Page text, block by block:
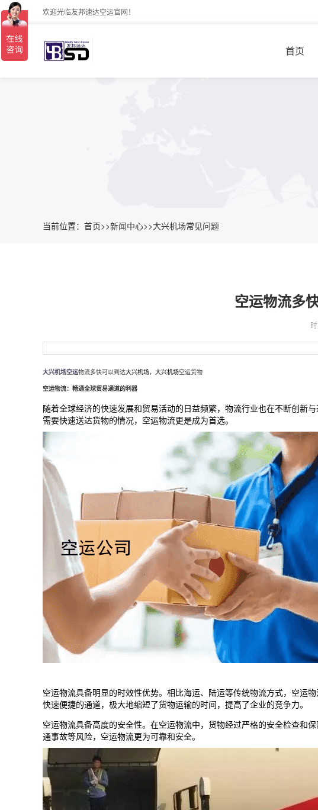
欢迎光临友邦速达空运官网！
首页
当前位置： 首页>>新闻中心>>大兴机场常见问题
空运物流多
大兴机场空运物流多快可以到达大兴机场， 大兴机场空运货物
空运物流：畅通全球贸易通道的利器
随着全球经济的快速发展和贸易活动的日益频繁，物流行业也在不断创新
需要快速送达货物的情况，空运物流更是成为首选。
空运物流具备明显的时效性优势。相比海运、陆运等传统物流方式，空运
快速便捷的通道，极大地缩短了货物运输的时间，提高了企业的竞争力。
空运物流具备高度的安全性。在空运物流中，货物经过严格的安全检查和
通事故等风险，空运物流更为可靠和安全。